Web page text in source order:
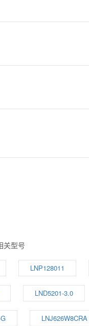
关型号
LNP128011
LND5201-3.0
LNJ626W8CRA